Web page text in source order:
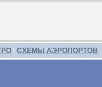
СХЕМЫ АЭРОПОРТОВ